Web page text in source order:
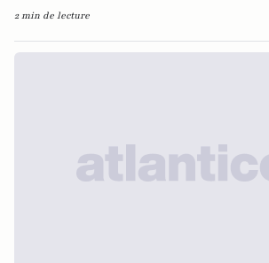
2 min de lecture